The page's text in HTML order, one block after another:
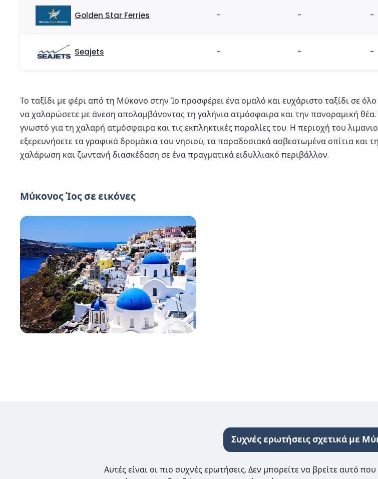
Golden Star Ferries - - -
Seajets - - -
Το ταξίδι με φέρι από τη Μύκονο στην Ίο προσφέρει ένα ομαλό και ευχάριστο ταξίδι σε
να χαλαρώσετε με άνεση απολαμβάνοντας τη γαλήνια ατμόσφαιρα και την πανοραμική
γνωστό για τη χαλαρή ατμόσφαιρα και τις εκπληκτικές παραλίες του. Η περιοχή του
εξερευνήσετε τα γραφικά δρομάκια του νησιού, τα παραδοσιακά ασβεστωμένα σπίτια και
χαλάρωση και ζωντανή διασκέδαση σε ένα πραγματικά ειδυλλιακό περιβάλλον.
Μύκονος Ίος σε εικόνες
Συχνές ερωτήσεις σχετικά με
Αυτές είναι οι πιο συχνές ερωτήσεις. Δεν μπορείτε να βρείτε αυτό